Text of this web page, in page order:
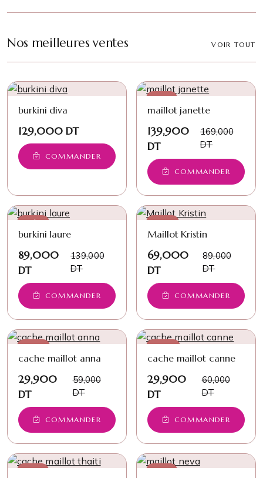
Nos meilleures ventes VOIR TOUT
burkini diva
129,000 DT
COMMANDER
−17%
maillot janette
139,900
DT
169,000
DT
COMMANDER
−36%
burkini laure
89,000
DT
139,000
DT
COMMANDER
−22%
Maillot Kristin
69,000
DT
89,000
DT
COMMANDER
−49%
cache maillot anna
29,900
DT
59,000
DT
COMMANDER
−50%
cache maillot canne
29,900
DT
60,000
DT
COMMANDER
−33% −14%